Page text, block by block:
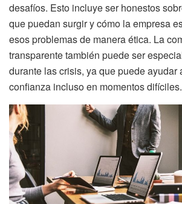
desafíos. Esto incluye ser honestos
que puedan surgir y cómo la empresa
esos problemas de manera ética. La
transparente también puede ser
durante las crisis, ya que puede ayudar
confianza incluso en momentos difíciles.